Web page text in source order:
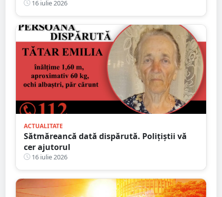
săruta
16 iulie 2026
ACTUALITATE
Sătmăreancă dată dispărută. Polițiștii vă
cer ajutorul
16 iulie 2026